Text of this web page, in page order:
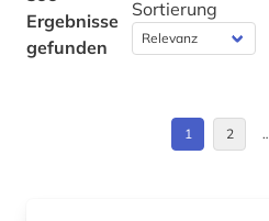
auswanderung (2)
Europa (17)
Frankreich (17)
Ergebnisse
gefunden
Sortierung
1 2